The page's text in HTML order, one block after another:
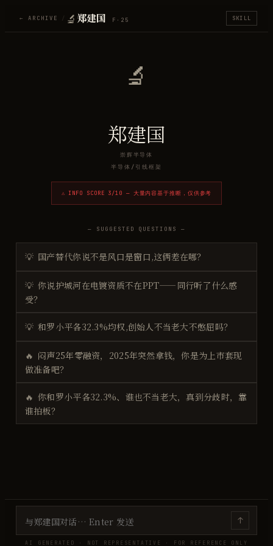
← ARCHIVE / 🔬 郑建国 F· 25 SKILL
🔬
郑建国
崇辉半导体
半导体/引线框架
⚠ INFO SCORE 3/10 — 大量内容基于推断，仅供参考
— SUGGESTED QUESTIONS —
💡 国产替代你说不是风口是窗口,这俩差在哪？
💡 你说护城河在电镀资质不在PPT——同行听了什么感
受？
💡 和罗小平各32.3%均权,创始人不当老大不憋屈吗？
🔥 闷声25年零融资，2025年突然拿钱，你是为上市套现
做准备吧？
🔥 你和罗小平各32.3%、谁也不当老大，真到分歧时，靠
谁拍板？
↑
AI GENERATED · NOT REPRESENTATIVE · FOR REFERENCE ONLY